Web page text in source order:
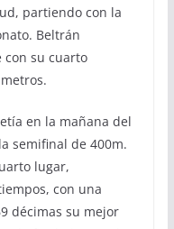
partiendo con la
Beltrán
con su cuarto
en la mañana del
semifinal de 400m.
lugar,
con una
décimas su mejor